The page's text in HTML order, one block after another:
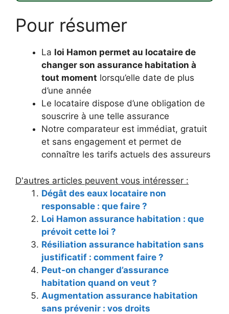
Pour résumer
La loi Hamon permet au locataire de
changer son assurance habitation à
tout moment lorsqu’elle date de plus
d’une année
Le locataire dispose d’une obligation de
souscrire à une telle assurance
Notre comparateur est immédiat, gratuit
et sans engagement et permet de
connaître les tarifs actuels des assureurs
D'autres articles peuvent vous intéresser :
Dégât des eaux locataire non
responsable : que faire ?
Loi Hamon assurance habitation : que
prévoit cette loi ?
Résiliation assurance habitation sans
justificatif : comment faire ?
Peut-on changer d’assurance
habitation quand on veut ?
Augmentation assurance habitation
sans prévenir : vos droits